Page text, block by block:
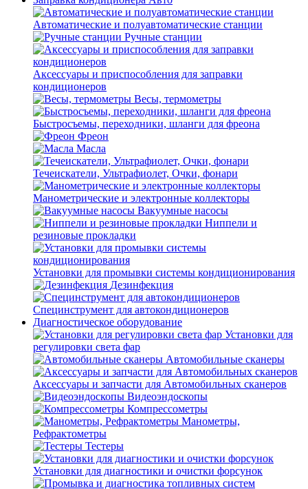
Автоматические и полуавтоматические станции
Ручные станции
Аксессуары и приспособления для заправки
кондиционеров
Весы, термометры
Быстросъемы, переходники, шланги для фреона
Фреон
Масла
Течеискатели, Ультрафиолет, Очки, фонари
Манометрические и электронные коллекторы
Вакуумные насосы
Ниппели и
резиновые прокладки
Установки для промывки системы кондиционирования
Дезинфекция
Специнструмент для автокондиционеров
Диагностическое оборудование
Установки для
регулировки света фар
Автомобильные сканеры
Аксессуары и запчасти для Автомобильных сканеров
Видеоэндоскопы
Компрессометры
Манометры,
Рефрактометры
Тестеры
Установки для диагностики и очистки форсунок